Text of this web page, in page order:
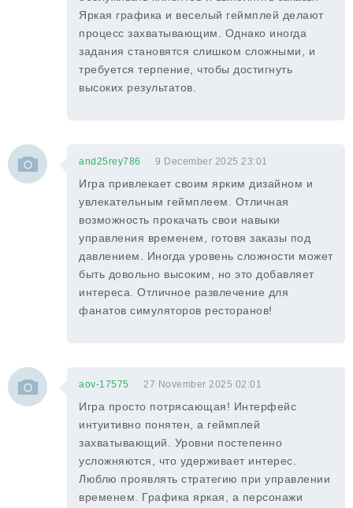
Яркая графика и веселый геймплей делают
процесс захватывающим. Однако иногда
задания становятся слишком сложными, и
требуется терпение, чтобы достигнуть
высоких результатов.
and25rey786 9 December 2025 23:01
Игра привлекает своим ярким дизайном и
увлекательным геймплеем. Отличная
возможность прокачать свои навыки
управления временем, готовя заказы под
давлением. Иногда уровень сложности может
быть довольно высоким, но это добавляет
интереса. Отличное развлечение для
фанатов симуляторов ресторанов!
aov-17575 27 November 2025 02:01
Игра просто потрясающая! Интерфейс
интуитивно понятен, а геймплей
захватывающий. Уровни постепенно
усложняются, что удерживает интерес.
Люблю проявлять стратегию при управлении
временем. Графика яркая, а персонажи